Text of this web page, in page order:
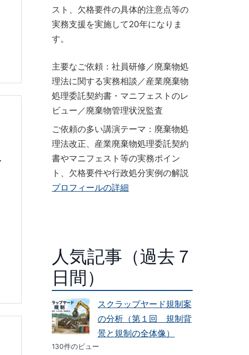
スト、欠格要件の具体的注意点等の
実務支援を実施して20年になりま
す。
主要なご依頼：社員研修／廃棄物処
理法に関する実務相談／産業廃棄物
処理委託契約書・マニフェストのレ
ビュー／廃棄物管理状況監査
ご依頼の多い講演テーマ：廃棄物処
理法改正、産業廃棄物処理委託契約
書やマニフェスト等の実務ポイン
ト、欠格要件や行政処分実例の解説
プロフィールの詳細
人気記事（過去７
日間）
スクラップヤード規制案
の分析（第１回 規制背
景と規制の全体像）
130件のビュー